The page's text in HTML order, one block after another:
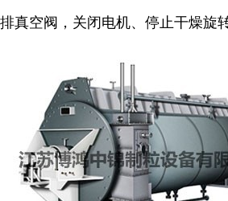
排真空阀，关闭电机、停止干燥旋